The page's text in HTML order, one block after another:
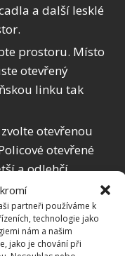
partneři používáme k
technologie jako
nám a našim
jako je chování při
a další lesklé
prostoru. Místo
otevřený
linku tak
otevřenou
otevřené
a odlehčí.
I menší